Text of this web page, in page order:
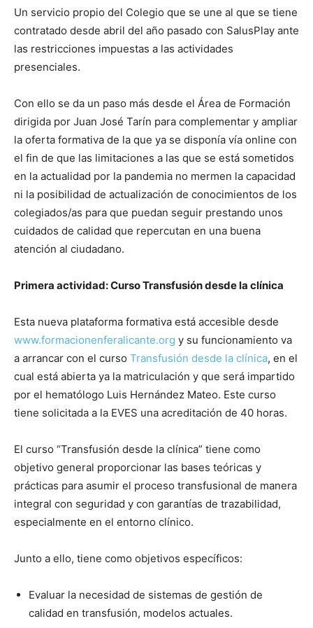
Un servicio propio del Colegio que se une al que se tiene
contratado desde abril del año pasado con SalusPlay ante
las restricciones impuestas a las actividades
presenciales.
Con ello se da un paso más desde el Área de Formación
dirigida por Juan José Tarín para complementar y ampliar
la oferta formativa de la que ya se disponía vía online con
el fin de que las limitaciones a las que se está sometidos
en la actualidad por la pandemia no mermen la capacidad
ni la posibilidad de actualización de conocimientos de los
colegiados/as para que puedan seguir prestando unos
cuidados de calidad que repercutan en una buena
atención al ciudadano.
Primera actividad: Curso Transfusión desde la clínica
Esta nueva plataforma formativa está accesible desde
www.formacionenferalicante.org y su funcionamiento va
a arrancar con el curso Transfusión desde la clínica, en el
cual está abierta ya la matriculación y que será impartido
por el hematólogo Luis Hernández Mateo. Este curso
tiene solicitada a la EVES una acreditación de 40 horas.
El curso “Transfusión desde la clínica” tiene como
objetivo general proporcionar las bases teóricas y
prácticas para asumir el proceso transfusional de manera
integral con seguridad y con garantías de trazabilidad,
especialmente en el entorno clínico.
Junto a ello, tiene como objetivos específicos:
Evaluar la necesidad de sistemas de gestión de
calidad en transfusión, modelos actuales.